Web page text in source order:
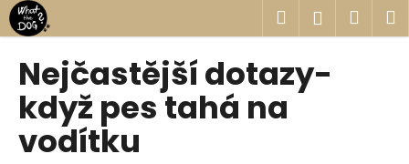
Přejít
na
obsah
Hledat
Nejčastější dotazy-
když pes tahá na
vodítku
K
o
C
o
p